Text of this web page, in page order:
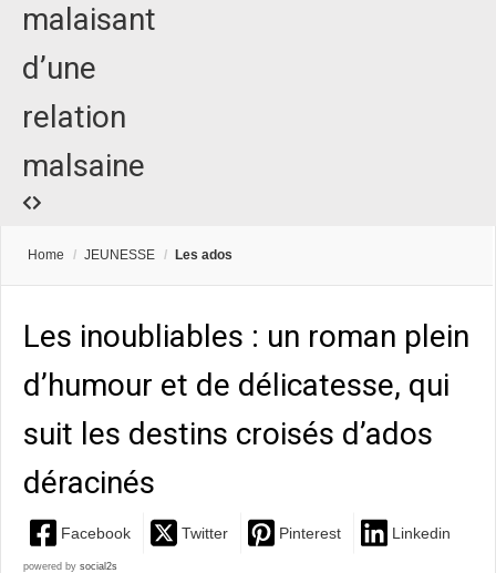
malaisant
d’une
relation
malsaine
Home / JEUNESSE / Les ados
Les inoubliables : un roman plein
d’humour et de délicatesse, qui
suit les destins croisés d’ados
déracinés
Facebook Twitter Pinterest Linkedin
powered by social2s